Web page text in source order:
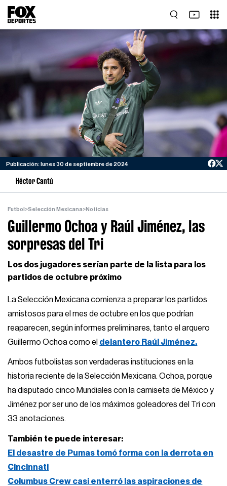
Publicación: lunes 30 de septiembre de 2024
Héctor Cantú
Futbol >Selección Mexicana>Noticias
Guillermo Ochoa y Raúl Jiménez, las
sorpresas del Tri
Los dos jugadores serían parte de la lista para los
partidos de octubre próximo
La Selección Mexicana comienza a preparar los partidos
amistosos para el mes de octubre en los que podrían
reaparecen, según informes preliminares, tanto el arquero
Guillermo Ochoa como el delantero Raúl Jiménez.
Ambos futbolistas son verdaderas instituciones en la
historia reciente de la Selección Mexicana. Ochoa, porque
ha disputado cinco Mundiales con la camiseta de México y
Jiménez por ser uno de los máximos goleadores del Tri con
33 anotaciones.
También te puede interesar:
El desastre de Pumas tomó forma con la derrota en
Cincinnati
Columbus Crew casi enterró las aspiraciones de